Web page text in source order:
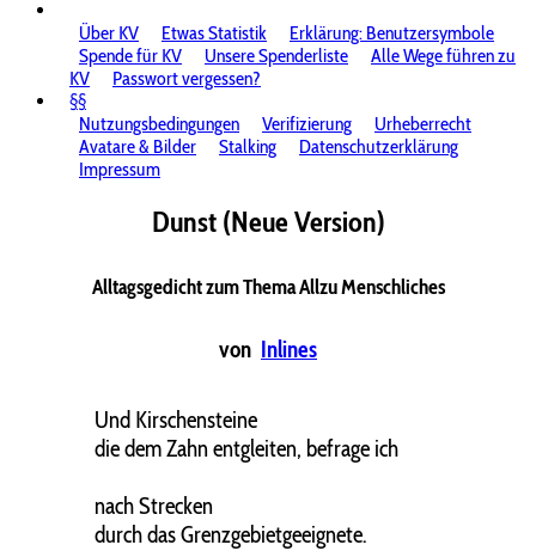
Über KV
Etwas Statistik
Erklärung: Benutzersymbole
Spende für KV
Unsere Spenderliste
Alle Wege führen zu
KV
Passwort vergessen?
§§
Nutzungsbedingungen
Verifizierung
Urheberrecht
Avatare & Bilder
Stalking
Datenschutzerklärung
Impressum
Dunst (Neue Version)
Alltagsgedicht zum Thema Allzu Menschliches
von Inlines
Und Kirschensteine
die dem Zahn entgleiten, befrage ich
nach Strecken
durch das Grenzgebietgeeignete.